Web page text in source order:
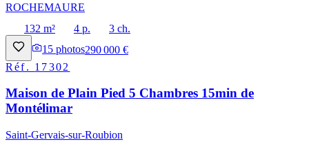
ROCHEMAURE
132 m²
4 p.
3 ch.
15 photos290 000 €
Réf. 17302
Maison de Plain Pied 5 Chambres 15min de
Montélimar
Saint-Gervais-sur-Roubion